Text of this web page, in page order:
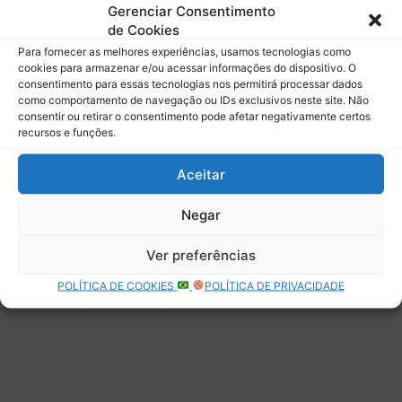
Gerenciar Consentimento
de Cookies
Para fornecer as melhores experiências, usamos tecnologias como
cookies para armazenar e/ou acessar informações do dispositivo. O
consentimento para essas tecnologias nos permitirá processar dados
como comportamento de navegação ou IDs exclusivos neste site. Não
consentir ou retirar o consentimento pode afetar negativamente certos
recursos e funções.
Aceitar
Negar
Ver preferências
POLÍTICA DE COOKIES POLÍTICA DE PRIVACIDADE
Assinar
Deixe uma resposta